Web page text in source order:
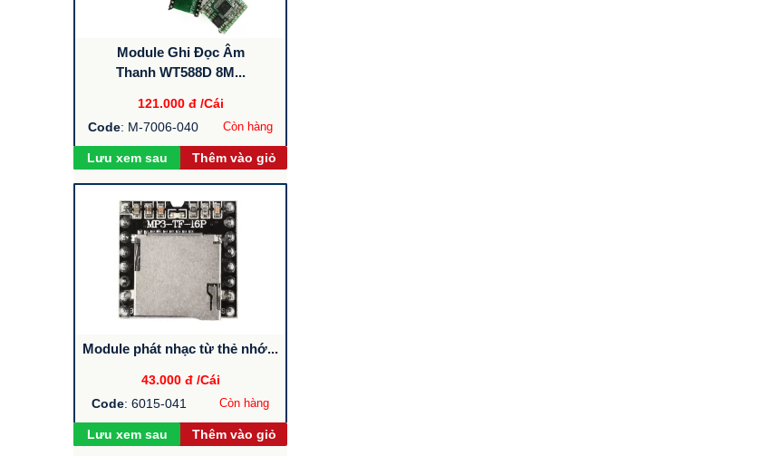
Module Ghi Đọc Âm
Thanh WT588D 8M...
121.000 đ/Cái
Code: M-7006-040 Còn hàng
Lưu xem sau Thêm vào giỏ
Module phát nhạc từ thẻ nhớ...
43.000 đ/Cái
Code: 6015-041 Còn hàng
Lưu xem sau Thêm vào giỏ